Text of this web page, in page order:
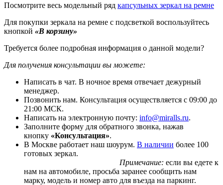
Посмотрите весь модельный ряд капсульных зеркал на ремне
Для покупки зеркала на ремне с подсветкой воспользуйтесь
кнопкой «В корзину»
Требуется более подробная информация о данной модели?
Для получения консультации вы можете:
Написать в чат. В ночное время отвечает дежурный
менеджер.
Позвонить нам. Консультация осуществляется с 09:00 до
21:00 МСК.
Написать на электронную почту: info@miralls.ru.
Заполните форму для обратного звонка, нажав
кнопку «Консультация».
В Москве работает наш шоурум. В наличии более 100
готовых зеркал.
Примечание: если вы едете к
нам на автомобиле, просьба заранее сообщить нам
марку, модель и номер авто для въезда на паркинг.